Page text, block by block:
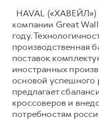
HAVAL
компании Great
году.
производственная
поставок
иностранных
основой успешного
предлагает
кроссоверов и
потребностям